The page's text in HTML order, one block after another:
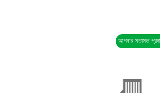
আপনার মতামত